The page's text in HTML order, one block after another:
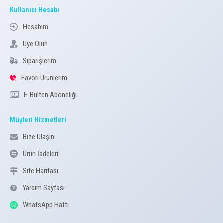
Kullanıcı Hesabı
Hesabım
Üye Olun
Siparişlerim
Favori Ürünlerim
E-Bülten Aboneliği
Müşteri Hizmetleri
Bize Ulaşın
Ürün İadeleri
Site Haritası
Yardım Sayfası
WhatsApp Hattı